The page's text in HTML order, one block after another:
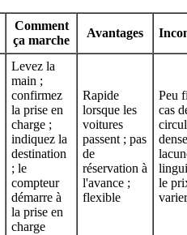
Comment
ça marche
Avantages
Levez la
main ;
confirmez
la prise en
charge ;
indiquez la
destination
; le
compteur
démarre à
la prise en
charge
Rapide
lorsque les
voitures
passent ; pas
de
réservation à
l'avance ;
flexible
Peu
cas
le
varier